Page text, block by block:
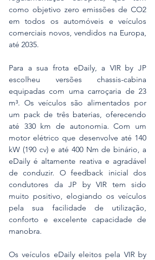
como objetivo zero emissões de CO2
em todos os automóveis e veículos
comerciais novos, vendidos na Europa,
até 2035.
Para a sua frota eDaily, a VIR by JP
escolheu versões chassis-cabina
equipadas com uma carroçaria de 23
m³. Os veículos são alimentados por
um pack de três baterias, oferecendo
até 330 km de autonomia. Com um
motor elétrico que desenvolve até 140
kW (190 cv) e até 400 Nm de binário, a
eDaily é altamente reativa e agradável
de conduzir. O feedback inicial dos
condutores da JP by VIR tem sido
muito positivo, elogiando os veículos
pela sua facilidade de utilização,
conforto e excelente capacidade de
manobra.
Os veículos eDaily eleitos pela VIR by